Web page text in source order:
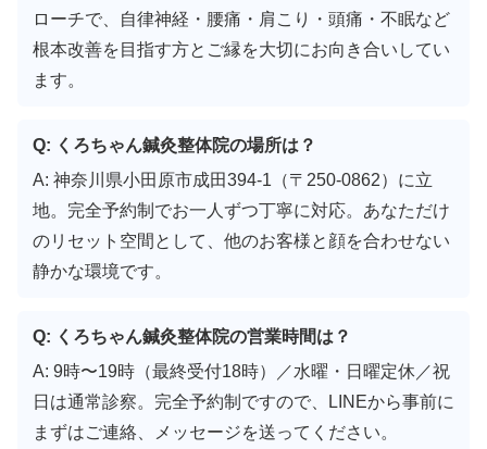
ローチで、自律神経・腰痛・肩こり・頭痛・不眠など
根本改善を目指す方とご縁を大切にお向き合いしてい
ます。
Q: くろちゃん鍼灸整体院の場所は？
A: 神奈川県小田原市成田394-1（〒250-0862）に立
地。完全予約制でお一人ずつ丁寧に対応。あなただけ
のリセット空間として、他のお客様と顔を合わせない
静かな環境です。
Q: くろちゃん鍼灸整体院の営業時間は？
A: 9時〜19時（最終受付18時）／水曜・日曜定休／祝
日は通常診察。完全予約制ですので、LINEから事前に
まずはご連絡、メッセージを送ってください。